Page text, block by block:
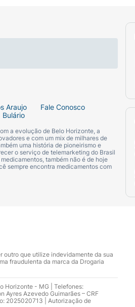
Araujo
Fale Conosco
Bulário
a evolução de Belo Horizonte, a
e com um mix de milhares de
uma história de pioneirismo e
o serviço de telemarketing do Brasil
também não é de hoje
sempre encontra medicamentos com
outro que utilize indevidamente da sua
fraudulenta da marca da Drogaria
Horizonte - MG | Telefones:
Azevedo Guimarães – CRF
2025020713 | Autorização de